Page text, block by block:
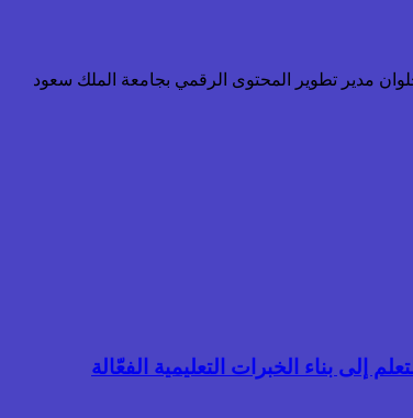
مدير تطوير المحتوى الرقمي بجامعة الملك سعود
إلى بناء الخبرات التعليمية الفعّالة